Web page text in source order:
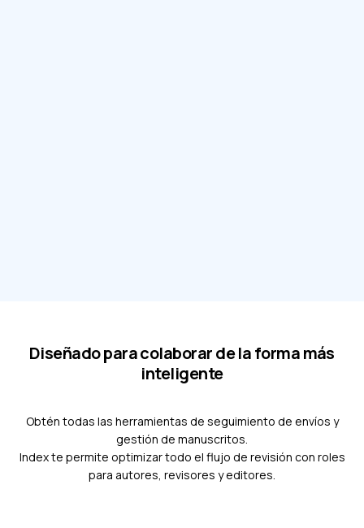
Diseñado para colaborar de la forma más
inteligente
Obtén todas las herramientas de seguimiento de envíos y
gestión de manuscritos.
Index te permite optimizar todo el flujo de revisión con roles
para autores, revisores y editores.